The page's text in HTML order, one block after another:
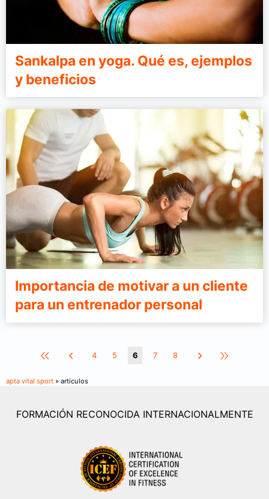
Sankalpa en yoga. Qué es, ejemplos
y beneficios
Importancia de motivar a un cliente
para un entrenador personal
4 5 6 7 8
apta vital sport » articulos
FORMACIÓN RECONOCIDA INTERNACIONALMENTE